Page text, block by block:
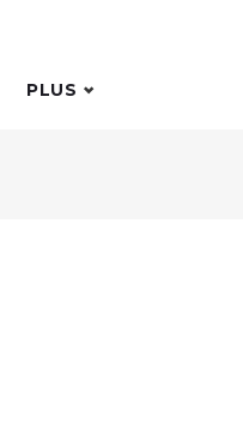
PLUS